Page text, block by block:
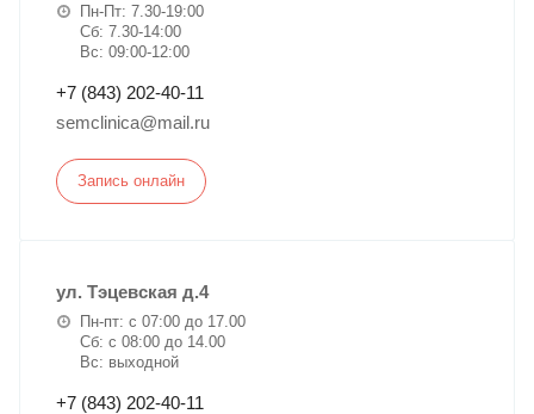
Пн-Пт: 7.30-19:00
Сб: 7.30-14:00
Вс: 09:00-12:00
+7 (843) 202-40-11
semclinica@mail.ru
Запись онлайн
ул. Тэцевская д.4
Пн-пт: с 07:00 до 17.00
Сб: с 08:00 до 14.00
Вс: выходной
+7 (843) 202-40-11